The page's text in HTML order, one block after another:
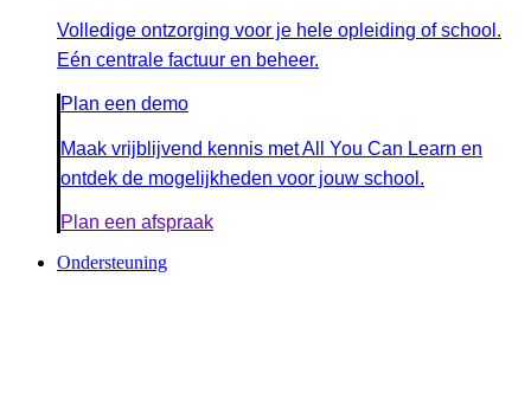
Volledige ontzorging voor je hele opleiding of school.
Eén centrale factuur en beheer.
Plan een demo
Maak vrijblijvend kennis met All You Can Learn en
ontdek de mogelijkheden voor jouw school.
Plan een afspraak
Ondersteuning